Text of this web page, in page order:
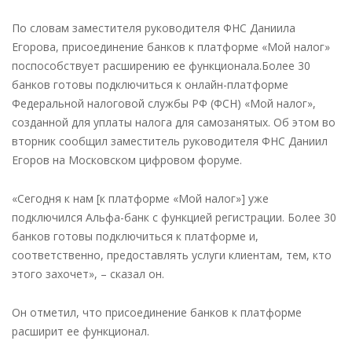
банков
готовы
подключиться
налога
самозанятыми
—
новости
По словам заместителя руководителя ФНС Даниила
Егорова, присоединение банков к платформе «Мой налог»
поспособствует расширению ее функционала.Более 30
банков готовы подключиться к онлайн-платформе
Федеральной налоговой службы РФ (ФСН) «Мой налог»,
созданной для уплаты налога для самозанятых. Об этом во
вторник сообщил заместитель руководителя ФНС Даниил
Егоров на Московском цифровом форуме.
«Сегодня к нам [к платформе «Мой налог»] уже
подключился Альфа-банк с функцией регистрации. Более 30
банков готовы подключиться к платформе и,
соответственно, предоставлять услуги клиентам, тем, кто
этого захочет», – сказал он.
Он отметил, что присоединение банков к платформе
расширит ее функционал.